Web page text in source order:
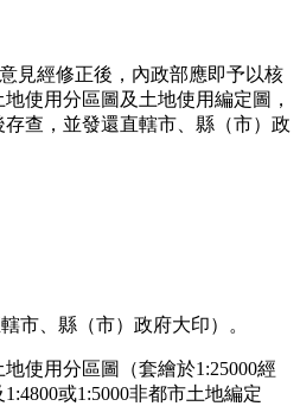
見經修正後，內政部應即予以核
使用分區圖及土地使用編定圖，
查，並發還直轄市、縣（市）政
市、縣（市）政府大印）。
地使用分區圖（套繪於1:25000經
或1:5000非都市土地編定